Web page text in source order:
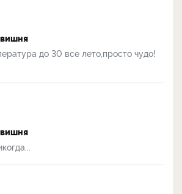
до 30 все лето,просто чудо!